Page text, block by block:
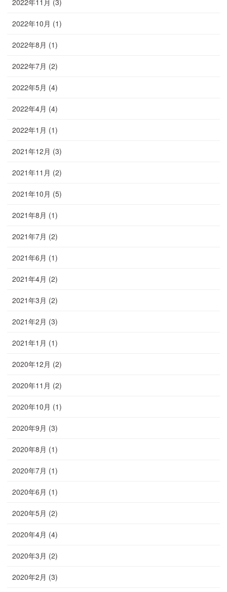
2022年10月 (1)
2022年8月 (1)
2022年7月 (2)
2022年5月 (4)
2022年4月 (4)
2022年1月 (1)
2021年12月 (3)
2021年11月 (2)
2021年10月 (5)
2021年8月 (1)
2021年7月 (2)
2021年6月 (1)
2021年4月 (2)
2021年3月 (2)
2021年2月 (3)
2021年1月 (1)
2020年12月 (2)
2020年11月 (2)
2020年10月 (1)
2020年9月 (3)
2020年8月 (1)
2020年7月 (1)
2020年6月 (1)
2020年5月 (2)
2020年4月 (4)
2020年3月 (2)
2020年2月 (3)